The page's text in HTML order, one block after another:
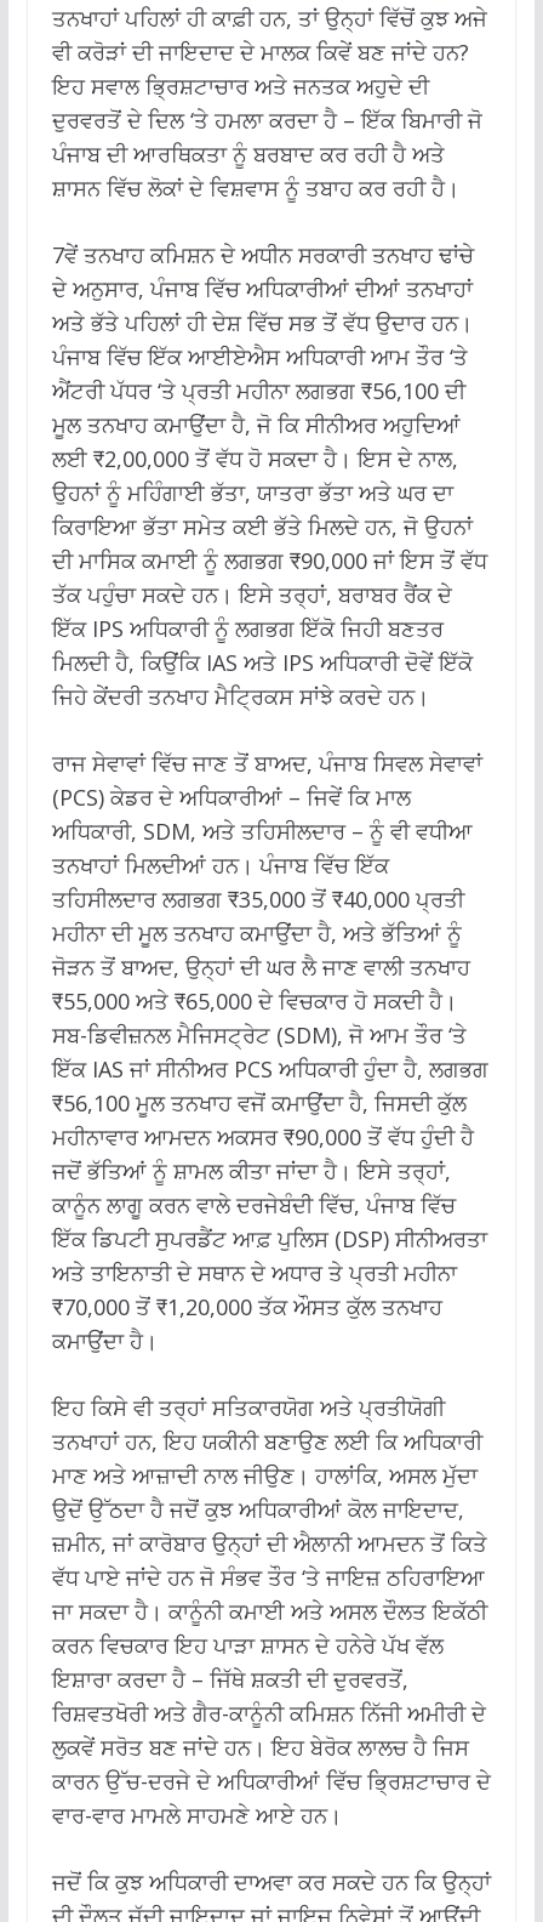
ਤਨਖਾਹਾਂ ਪਹਿਲਾਂ ਹੀ ਕਾਫ਼ੀ ਹਨ, ਤਾਂ ਉਨ੍ਹਾਂ ਵਿੱਚੋਂ ਕੁਝ ਅਜੇ
ਵੀ ਕਰੋੜਾਂ ਦੀ ਜਾਇਦਾਦ ਦੇ ਮਾਲਕ ਕਿਵੇਂ ਬਣ ਜਾਂਦੇ ਹਨ?
ਇਹ ਸਵਾਲ ਭ੍ਰਿਸ਼ਟਾਚਾਰ ਅਤੇ ਜਨਤਕ ਅਹੁਦੇ ਦੀ
ਦੁਰਵਰਤੋਂ ਦੇ ਦਿਲ ‘ਤੇ ਹਮਲਾ ਕਰਦਾ ਹੈ – ਇੱਕ ਬਿਮਾਰੀ ਜੋ
ਪੰਜਾਬ ਦੀ ਆਰਥਿਕਤਾ ਨੂੰ ਬਰਬਾਦ ਕਰ ਰਹੀ ਹੈ ਅਤੇ
ਸ਼ਾਸਨ ਵਿੱਚ ਲੋਕਾਂ ਦੇ ਵਿਸ਼ਵਾਸ ਨੂੰ ਤਬਾਹ ਕਰ ਰਹੀ ਹੈ।
7ਵੇਂ ਤਨਖਾਹ ਕਮਿਸ਼ਨ ਦੇ ਅਧੀਨ ਸਰਕਾਰੀ ਤਨਖਾਹ ਢਾਂਚੇ
ਦੇ ਅਨੁਸਾਰ, ਪੰਜਾਬ ਵਿੱਚ ਅਧਿਕਾਰੀਆਂ ਦੀਆਂ ਤਨਖਾਹਾਂ
ਅਤੇ ਭੱਤੇ ਪਹਿਲਾਂ ਹੀ ਦੇਸ਼ ਵਿੱਚ ਸਭ ਤੋਂ ਵੱਧ ਉਦਾਰ ਹਨ।
ਪੰਜਾਬ ਵਿੱਚ ਇੱਕ ਆਈਏਐਸ ਅਧਿਕਾਰੀ ਆਮ ਤੌਰ ‘ਤੇ
ਐਂਟਰੀ ਪੱਧਰ ‘ਤੇ ਪ੍ਰਤੀ ਮਹੀਨਾ ਲਗਭਗ ₹56,100 ਦੀ
ਮੂਲ ਤਨਖਾਹ ਕਮਾਉਂਦਾ ਹੈ, ਜੋ ਕਿ ਸੀਨੀਅਰ ਅਹੁਦਿਆਂ
ਲਈ ₹2,00,000 ਤੋਂ ਵੱਧ ਹੋ ਸਕਦਾ ਹੈ। ਇਸ ਦੇ ਨਾਲ,
ਉਹਨਾਂ ਨੂੰ ਮਹਿੰਗਾਈ ਭੱਤਾ, ਯਾਤਰਾ ਭੱਤਾ ਅਤੇ ਘਰ ਦਾ
ਕਿਰਾਇਆ ਭੱਤਾ ਸਮੇਤ ਕਈ ਭੱਤੇ ਮਿਲਦੇ ਹਨ, ਜੋ ਉਹਨਾਂ
ਦੀ ਮਾਸਿਕ ਕਮਾਈ ਨੂੰ ਲਗਭਗ ₹90,000 ਜਾਂ ਇਸ ਤੋਂ ਵੱਧ
ਤੱਕ ਪਹੁੰਚਾ ਸਕਦੇ ਹਨ। ਇਸੇ ਤਰ੍ਹਾਂ, ਬਰਾਬਰ ਰੈਂਕ ਦੇ
ਇੱਕ IPS ਅਧਿਕਾਰੀ ਨੂੰ ਲਗਭਗ ਇੱਕੋ ਜਿਹੀ ਬਣਤਰ
ਮਿਲਦੀ ਹੈ, ਕਿਉਂਕਿ IAS ਅਤੇ IPS ਅਧਿਕਾਰੀ ਦੋਵੇਂ ਇੱਕੋ
ਜਿਹੇ ਕੇਂਦਰੀ ਤਨਖਾਹ ਮੈਟ੍ਰਿਕਸ ਸਾਂਝੇ ਕਰਦੇ ਹਨ।
ਰਾਜ ਸੇਵਾਵਾਂ ਵਿੱਚ ਜਾਣ ਤੋਂ ਬਾਅਦ, ਪੰਜਾਬ ਸਿਵਲ ਸੇਵਾਵਾਂ
(PCS) ਕੇਡਰ ਦੇ ਅਧਿਕਾਰੀਆਂ – ਜਿਵੇਂ ਕਿ ਮਾਲ
ਅਧਿਕਾਰੀ, SDM, ਅਤੇ ਤਹਿਸੀਲਦਾਰ – ਨੂੰ ਵੀ ਵਧੀਆ
ਤਨਖਾਹਾਂ ਮਿਲਦੀਆਂ ਹਨ। ਪੰਜਾਬ ਵਿੱਚ ਇੱਕ
ਤਹਿਸੀਲਦਾਰ ਲਗਭਗ ₹35,000 ਤੋਂ ₹40,000 ਪ੍ਰਤੀ
ਮਹੀਨਾ ਦੀ ਮੂਲ ਤਨਖਾਹ ਕਮਾਉਂਦਾ ਹੈ, ਅਤੇ ਭੱਤਿਆਂ ਨੂੰ
ਜੋੜਨ ਤੋਂ ਬਾਅਦ, ਉਨ੍ਹਾਂ ਦੀ ਘਰ ਲੈ ਜਾਣ ਵਾਲੀ ਤਨਖਾਹ
₹55,000 ਅਤੇ ₹65,000 ਦੇ ਵਿਚਕਾਰ ਹੋ ਸਕਦੀ ਹੈ।
ਸਬ-ਡਿਵੀਜ਼ਨਲ ਮੈਜਿਸਟ੍ਰੇਟ (SDM), ਜੋ ਆਮ ਤੌਰ ‘ਤੇ
ਇੱਕ IAS ਜਾਂ ਸੀਨੀਅਰ PCS ਅਧਿਕਾਰੀ ਹੁੰਦਾ ਹੈ, ਲਗਭਗ
₹56,100 ਮੂਲ ਤਨਖਾਹ ਵਜੋਂ ਕਮਾਉਂਦਾ ਹੈ, ਜਿਸਦੀ ਕੁੱਲ
ਮਹੀਨਾਵਾਰ ਆਮਦਨ ਅਕਸਰ ₹90,000 ਤੋਂ ਵੱਧ ਹੁੰਦੀ ਹੈ
ਜਦੋਂ ਭੱਤਿਆਂ ਨੂੰ ਸ਼ਾਮਲ ਕੀਤਾ ਜਾਂਦਾ ਹੈ। ਇਸੇ ਤਰ੍ਹਾਂ,
ਕਾਨੂੰਨ ਲਾਗੂ ਕਰਨ ਵਾਲੇ ਦਰਜੇਬੰਦੀ ਵਿੱਚ, ਪੰਜਾਬ ਵਿੱਚ
ਇੱਕ ਡਿਪਟੀ ਸੁਪਰਡੈਂਟ ਆਫ਼ ਪੁਲਿਸ (DSP) ਸੀਨੀਅਰਤਾ
ਅਤੇ ਤਾਇਨਾਤੀ ਦੇ ਸਥਾਨ ਦੇ ਅਧਾਰ ਤੇ ਪ੍ਰਤੀ ਮਹੀਨਾ
₹70,000 ਤੋਂ ₹1,20,000 ਤੱਕ ਔਸਤ ਕੁੱਲ ਤਨਖਾਹ
ਕਮਾਉਂਦਾ ਹੈ।
ਇਹ ਕਿਸੇ ਵੀ ਤਰ੍ਹਾਂ ਸਤਿਕਾਰਯੋਗ ਅਤੇ ਪ੍ਰਤੀਯੋਗੀ
ਤਨਖਾਹਾਂ ਹਨ, ਇਹ ਯਕੀਨੀ ਬਣਾਉਣ ਲਈ ਕਿ ਅਧਿਕਾਰੀ
ਮਾਣ ਅਤੇ ਆਜ਼ਾਦੀ ਨਾਲ ਜੀਉਣ। ਹਾਲਾਂਕਿ, ਅਸਲ ਮੁੱਦਾ
ਉਦੋਂ ਉੱਠਦਾ ਹੈ ਜਦੋਂ ਕੁਝ ਅਧਿਕਾਰੀਆਂ ਕੋਲ ਜਾਇਦਾਦ,
ਜ਼ਮੀਨ, ਜਾਂ ਕਾਰੋਬਾਰ ਉਨ੍ਹਾਂ ਦੀ ਐਲਾਨੀ ਆਮਦਨ ਤੋਂ ਕਿਤੇ
ਵੱਧ ਪਾਏ ਜਾਂਦੇ ਹਨ ਜੋ ਸੰਭਵ ਤੌਰ ‘ਤੇ ਜਾਇਜ਼ ਠਹਿਰਾਇਆ
ਜਾ ਸਕਦਾ ਹੈ। ਕਾਨੂੰਨੀ ਕਮਾਈ ਅਤੇ ਅਸਲ ਦੌਲਤ ਇਕੱਠੀ
ਕਰਨ ਵਿਚਕਾਰ ਇਹ ਪਾੜਾ ਸ਼ਾਸਨ ਦੇ ਹਨੇਰੇ ਪੱਖ ਵੱਲ
ਇਸ਼ਾਰਾ ਕਰਦਾ ਹੈ – ਜਿੱਥੇ ਸ਼ਕਤੀ ਦੀ ਦੁਰਵਰਤੋਂ,
ਰਿਸ਼ਵਤਖੋਰੀ ਅਤੇ ਗੈਰ-ਕਾਨੂੰਨੀ ਕਮਿਸ਼ਨ ਨਿੱਜੀ ਅਮੀਰੀ ਦੇ
ਲੁਕਵੇਂ ਸਰੋਤ ਬਣ ਜਾਂਦੇ ਹਨ। ਇਹ ਬੇਰੋਕ ਲਾਲਚ ਹੈ ਜਿਸ
ਕਾਰਨ ਉੱਚ-ਦਰਜੇ ਦੇ ਅਧਿਕਾਰੀਆਂ ਵਿੱਚ ਭ੍ਰਿਸ਼ਟਾਚਾਰ ਦੇ
ਵਾਰ-ਵਾਰ ਮਾਮਲੇ ਸਾਹਮਣੇ ਆਏ ਹਨ।
ਜਦੋਂ ਕਿ ਕੁਝ ਅਧਿਕਾਰੀ ਦਾਅਵਾ ਕਰ ਸਕਦੇ ਹਨ ਕਿ ਉਨ੍ਹਾਂ
ਦੀ ਦੌਲਤ ਜੱਦੀ ਜਾਇਦਾਦ ਜਾਂ ਜਾਇਜ਼ ਨਿਵੇਸ਼ਾਂ ਤੋਂ ਆਉਂਦੀ